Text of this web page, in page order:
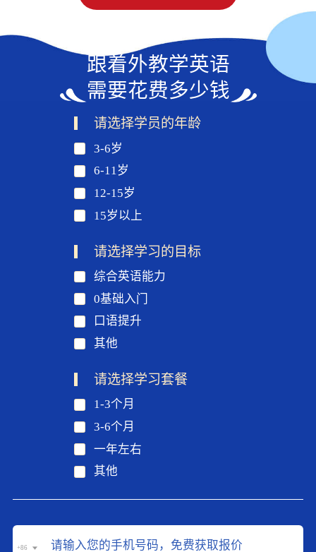
跟着外教学英语
需要花费多少钱
请选择学员的年龄
3-6岁
6-11岁
12-15岁
15岁以上
请选择学习的目标
综合英语能力
0基础入门
口语提升
其他
请选择学习套餐
1-3个月
3-6个月
一年左右
其他
+86